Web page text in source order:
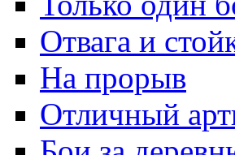
Отвага и
На прорыв
Отличный